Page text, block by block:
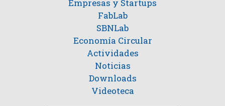
Empresas y Startups
FabLab
SBNLab
Economía Circular
Actividades
Noticias
Downloads
Videoteca